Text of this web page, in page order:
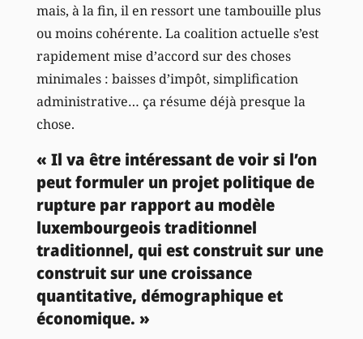
mais, à la fin, il en ressort une tambouille plus
ou moins cohérente. La coalition actuelle s’est
rapidement mise d’accord sur des choses
minimales : baisses d’impôt, simplification
administrative… ça résume déjà presque la
chose.
« Il va être intéressant de voir si l’on
peut formuler un projet politique de
rupture par rapport au modèle
luxembourgeois traditionnel
traditionnel, qui est construit sur une
construit sur une croissance
quantitative, démographique et
économique. »